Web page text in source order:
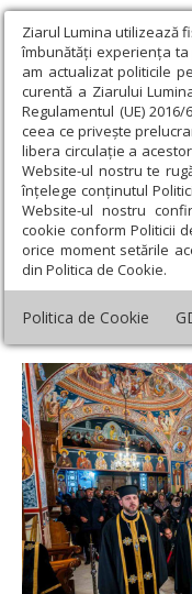
Ziarul Lumina utilizează
îmbunătăți experiența ta
am actualizat politicile
curentă a Ziarului
Regulamentul (UE)
ceea ce privește
libera circulație a
Website-ul nostru te
înțelege conținutul
Website-ul nostru
cookie conform Politicii
orice moment setările
din Politica de Cookie.
Politica de Cookie
Ziarul Lumina ›
Postul Mare la paraclisul
Suceava”
Prima denie din
Mănăstirii
Suceava”